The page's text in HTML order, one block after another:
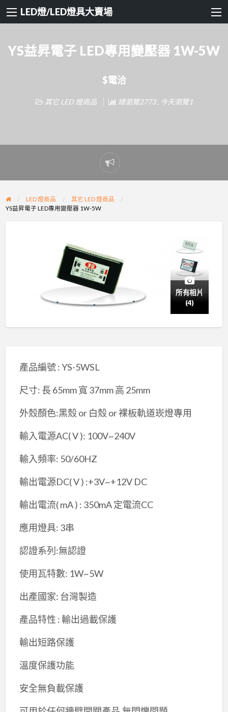
LED燈/LED燈具大賣場
YS益昇電子 LED專用變壓器 1W-5W
$電洽
其它 LED 燈商品 總瀏覽2773 , 今天瀏覽1
Report
problem
LED 燈商品
其它 LED 燈商品
YS益昇電子 LED專用變壓器 1W-5W
所有相片
(4)
產品編號 : YS-5WSL
尺寸: 長 65mm 寬 37mm 高 25mm
外殼顏色:黑殼 or 白殼 or 裸板軌道崁燈專用
輸入電源AC( V ): 100V~240V
輸入頻率: 50/60HZ
輸出電源DC( V ) :+3V~+12V DC
輸出電流( mA ) : 350mA 定電流CC
應用燈具: 3串
認證系列:無認證
使用瓦特數: 1W~5W
出產國家: 台灣製造
產品特性 : 輸出過載保護
輸出短路保護
溫度保護功能
安全無負載保護